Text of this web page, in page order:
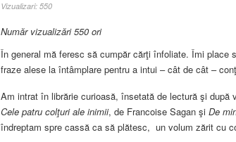
Vizualizari: 550
Număr vizualizări 550 ori
În general mă feresc să cumpăr cărţi înfoliate. Îmi
fraze alese la întâmplare pentru a intui – cât de cât –
Am intrat în librărie curioasă, însetată de lectură şi
Cele patru colţuri ale inimii, de Francoise Sagan şiDe
îndreptam spre cassă ca să plătesc, un volum zărit cu